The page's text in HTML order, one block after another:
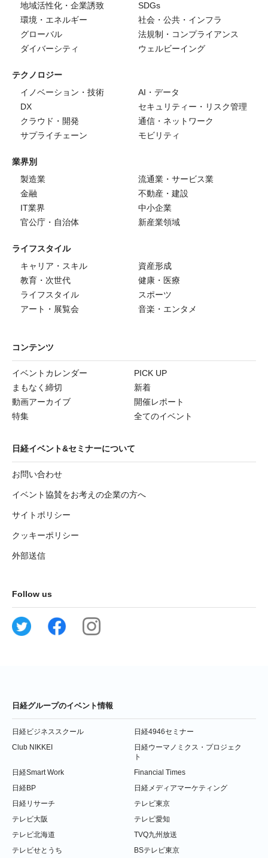
地域活性化・企業誘致
SDGs
環境・エネルギー
社会・公共・インフラ
グローバル
法規制・コンプライアンス
ダイバーシティ
ウェルビーイング
テクノロジー
イノベーション・技術
AI・データ
DX
セキュリティー・リスク管理
クラウド・開発
通信・ネットワーク
サプライチェーン
モビリティ
業界別
製造業
流通業・サービス業
金融
不動産・建設
IT業界
中小企業
官公庁・自治体
新産業領域
ライフスタイル
キャリア・スキル
資産形成
教育・次世代
健康・医療
ライフスタイル
スポーツ
アート・展覧会
音楽・エンタメ
コンテンツ
イベントカレンダー
PICK UP
まもなく締切
新着
動画アーカイブ
開催レポート
特集
全てのイベント
日経イベント&セミナーについて
お問い合わせ
イベント協賛をお考えの企業の方へ
サイトポリシー
クッキーポリシー
外部送信
Follow us
日経グループのイベント情報
日経ビジネススクール
日経4946セミナー
Club NIKKEI
日経ウーマノミクス・プロジェク
ト
日経Smart Work
Financial Times
日経BP
日経メディアマーケティング
日経リサーチ
テレビ東京
テレビ大阪
テレビ愛知
テレビ北海道
TVQ九州放送
テレビせとうち
BSテレビ東京